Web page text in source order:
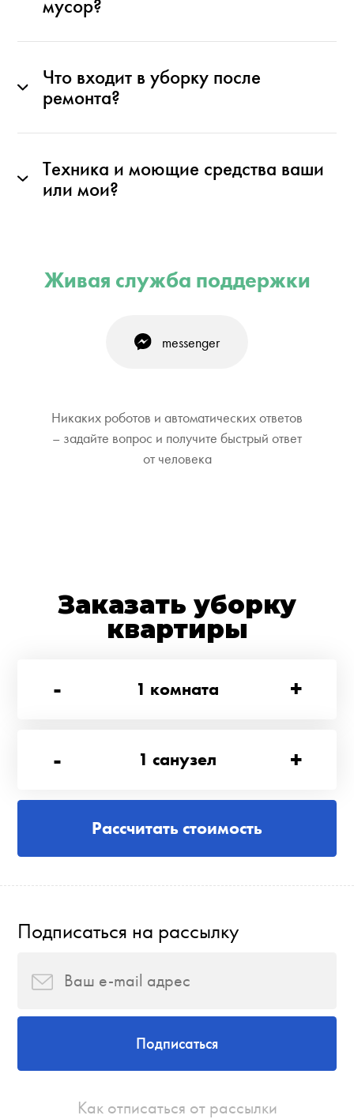
мусор?
Что входит в уборку после
ремонта?
Техника и моющие средства ваши
или мои?
Живая служба поддержки
messenger
Никаких роботов и автоматических ответов
– задайте вопрос и получите быстрый ответ
от человека
Заказать уборку
квартиры
-
1 комната +
- 1 санузел +
Рассчитать стоимость
Подписаться на рассылку
Подписаться
Как отписаться от рассылки